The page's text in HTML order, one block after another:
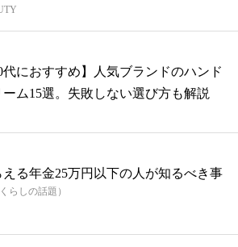
代におすすめ】人気ブランドのハンド
ーム15選。失敗しない選び方も解説
える年金25万円以下の人が知るべき事
らしの話題）